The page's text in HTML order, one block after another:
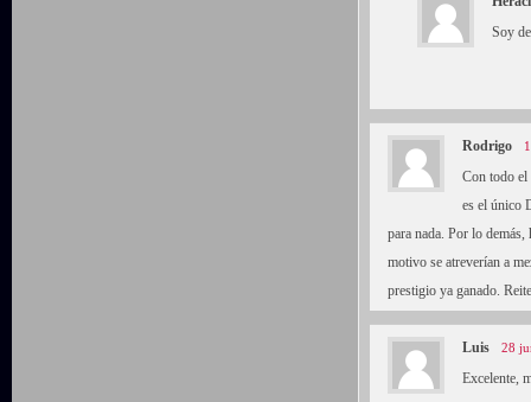
Soy
Rodrigo
Con todo el
es el único
para nada. Por lo
motivo se atreverían a
prestigio ya ganado.
Luis 28
Excelente,